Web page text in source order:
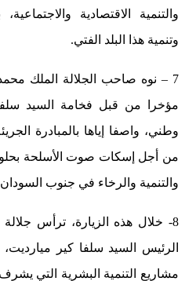
والتنمية الاقتصادية
وتنمية هذا البلد الفتي.
7 – نوه صاحب الجلالة الملك
مؤخرا من قبل فخامة السيد
وطني، واصفا إياها بالمبادرة
والتنمية والرخاء في جنوب
8- خلال هذه الزيارة، ترأس
الرئيس السيد سلفا كير
مشاريع التنمية البشرية التي